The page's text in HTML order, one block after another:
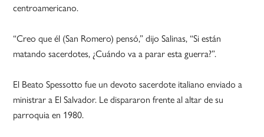
centroamericano.
“Creo que él (San Romero) pensó,” dijo Salinas, “Si están
matando sacerdotes, ¿Cuándo va a parar esta guerra?”.
El Beato Spessotto fue un devoto sacerdote italiano enviado a
ministrar a El Salvador. Le dispararon frente al altar de su
parroquia en 1980.